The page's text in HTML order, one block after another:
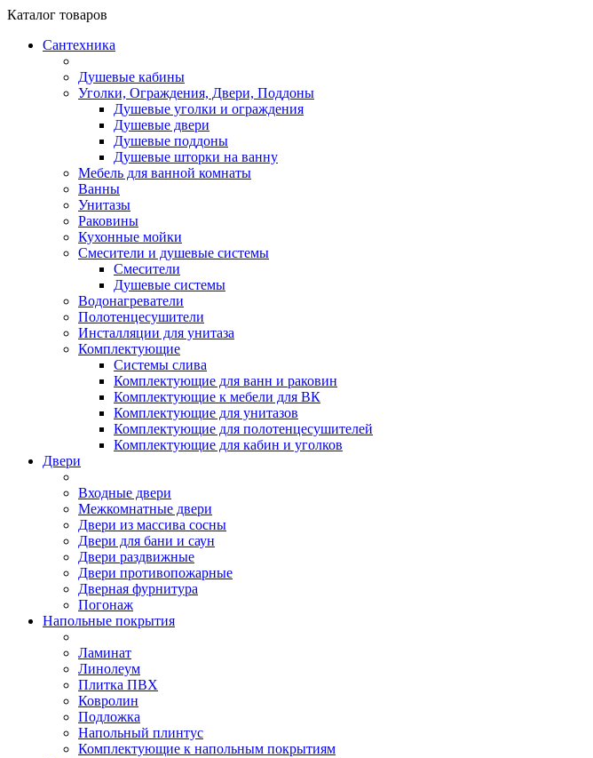
Каталог товаров
Сантехника
Душевые кабины
Уголки, Ограждения, Двери, Поддоны
Душевые уголки и ограждения
Душевые двери
Душевые поддоны
Душевые шторки на ванну
Мебель для ванной комнаты
Ванны
Унитазы
Раковины
Кухонные мойки
Смесители и душевые системы
Смесители
Душевые системы
Водонагреватели
Полотенцесушители
Инсталляции для унитаза
Комплектующие
Системы слива
Комплектующие для ванн и раковин
Комплектующие к мебели для ВК
Комплектующие для унитазов
Комплектующие для полотенцесушителей
Комплектующие для кабин и уголков
Двери
Входные двери
Межкомнатные двери
Двери из массива сосны
Двери для бани и саун
Двери раздвижные
Двери противопожарные
Дверная фурнитура
Погонаж
Напольные покрытия
Ламинат
Линолеум
Плитка ПВХ
Ковролин
Подложка
Напольный плинтус
Комплектующие к напольным покрытиям